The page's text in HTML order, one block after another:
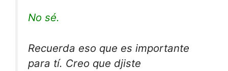
No sé.
Recuerda eso que es importante
para tí. Creo que djiste